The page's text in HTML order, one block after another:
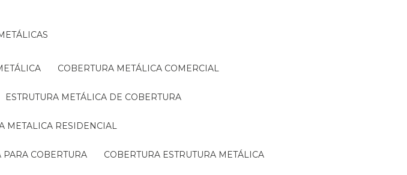
COBERTURA METÁLICA COMERCIAL
ESTRUTURA METÁLICA DE COBERTURA
METALICA RESIDENCIAL
PARA COBERTURA COBERTURA ESTRUTURA METÁLICA